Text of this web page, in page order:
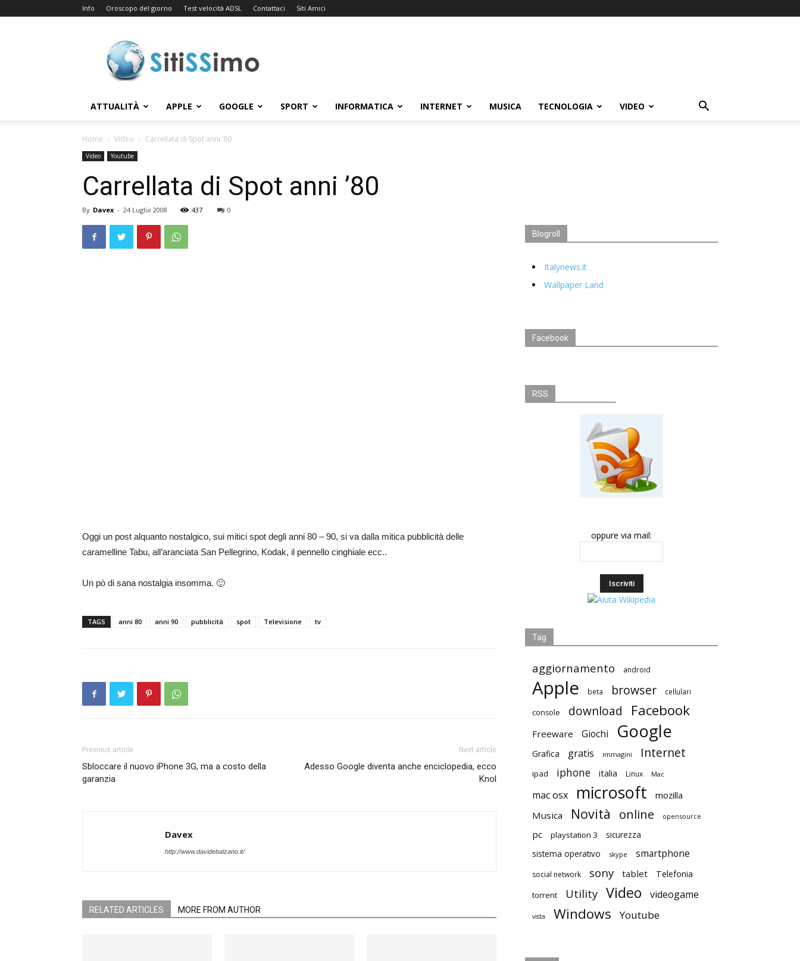
Info Oroscopo del giorno Test velocità ADSL Contattaci Siti Amici
ATTUALITÀ APPLE GOOGLE SPORT INFORMATICA INTERNET MUSICA TECNOLOGIA VIDEO
Home Video Carrellata di Spot anni ’80
Video Youtube
Carrellata di Spot anni ’80
By Davex - 24 Luglio 2008 437 0
Oggi un post alquanto nostalgico, sui mitici spot degli anni 80 – 90, si va dalla mitica pubblicità delle
caramelline Tabu, all’aranciata San Pellegrino, Kodak, il pennello cinghiale ecc..
Un pò di sana nostalgia insomma. 🙂
TAGS anni 80 anni 90 pubblicità spot Televisione tv
Previous article
Sbloccare il nuovo iPhone 3G, ma a costo della
garanzia
Next article
Adesso Google diventa anche enciclopedia, ecco
Knol
Davex
http://www.davidebalzano.it/
RELATED ARTICLES MORE FROM AUTHOR
Blogroll
Italynews.it
Wallpaper Land
Facebook
RSS
oppure via mail:
Tag
aggiornamento android
Apple beta browser cellulari
console download Facebook
Freeware Giochi Google
Grafica gratis immagini Internet
ipad iphone italia Linux Mac
mac osx microsoft
mozilla
Musica
Novità online opensource
pc playstation 3
sicurezza
sistema operativo
skype smartphone
social network sony tablet Telefonia
torrent Utility Video videogame
vista Windows Youtube